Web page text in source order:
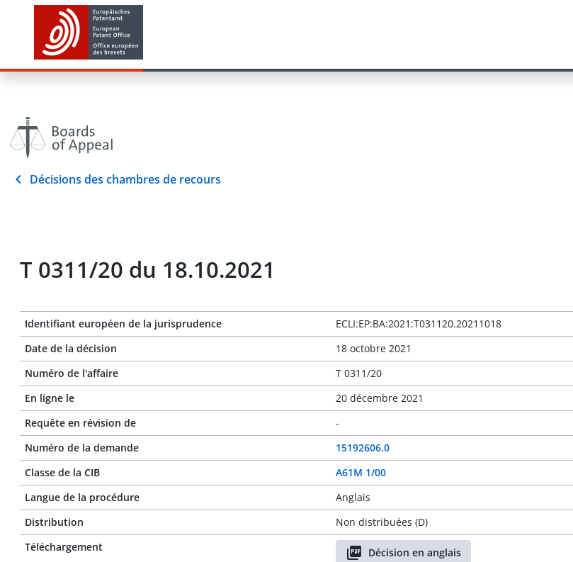
Décisions des chambres de recours
T 0311/20 du 18.10.2021
Identifiant européen de la jurisprudence
ECLI:EP:BA:2021:T031120.20211018
Date de la décision
18 octobre 2021
Numéro de l'affaire
T 0311/20
En ligne le
20 décembre 2021
Requête en révision de
-
Numéro de la demande
15192606.0
Classe de la CIB
A61M 1/00
Langue de la procédure
Anglais
Distribution
Non distribuées (D)
Téléchargement
Décision en anglais